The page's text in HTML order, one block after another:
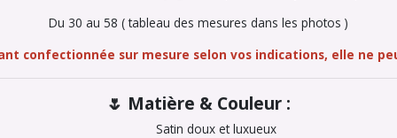
Du 30 au 58 ( tableau des mesures dans les photos )
confectionnée sur mesure selon vos indications, elle ne
🌷 Matière & Couleur :
Satin doux et luxueux